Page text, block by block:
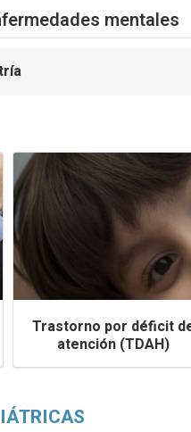
mentales
Trastorno por déficit
atención (TDAH)